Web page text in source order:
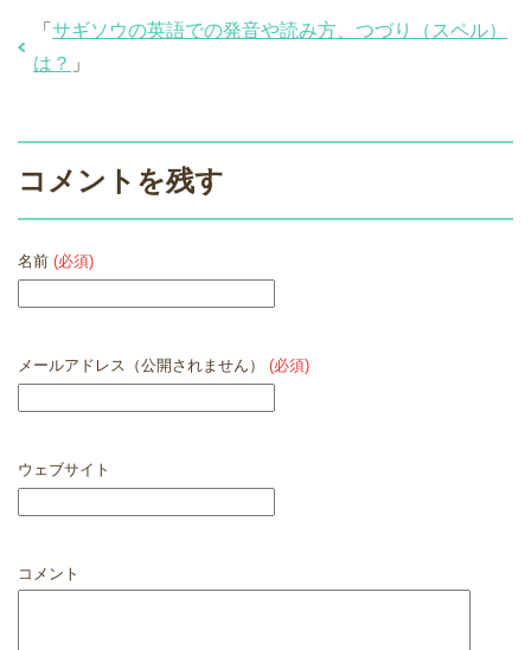
「 サギソウの英語での発音や読み方、つづり（スペル）
は？ 」
コメントを残す
名前 (必須)
メールアドレス（公開されません） (必須)
ウェブサイト
コメント